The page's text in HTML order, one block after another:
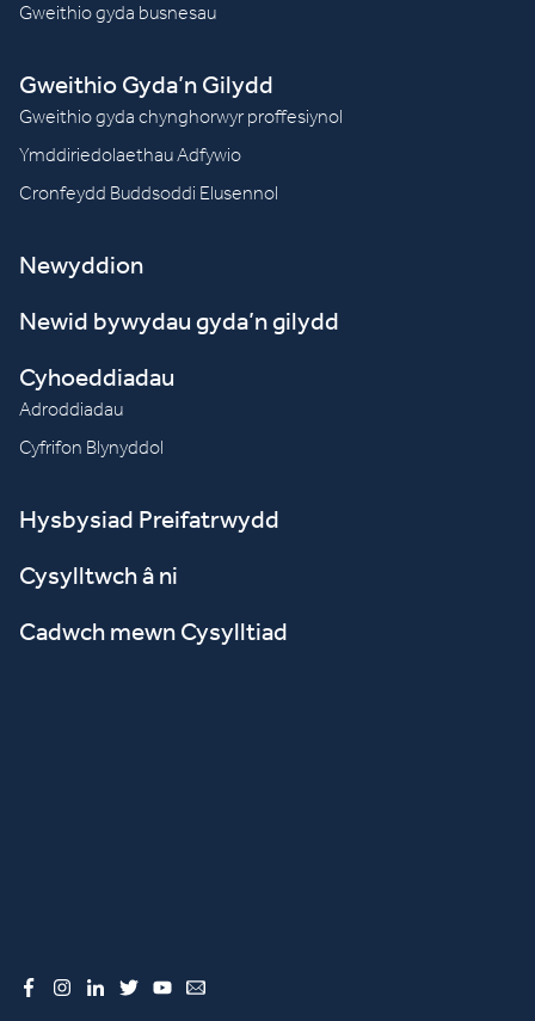
Gweithio gyda busnesau
Gweithio Gyda’n Gilydd
Gweithio gyda chynghorwyr proffesiynol
Ymddiriedolaethau Adfywio
Cronfeydd Buddsoddi Elusennol
Newyddion
Newid bywydau gyda’n gilydd
Cyhoeddiadau
Adroddiadau
Cyfrifon Blynyddol
Hysbysiad Preifatrwydd
Cysylltwch â ni
Cadwch mewn Cysylltiad